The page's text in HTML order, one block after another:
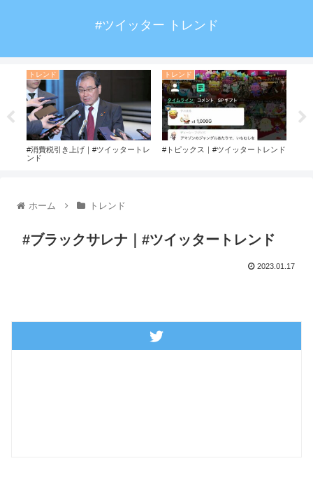
#ツイッター トレンド
トレンド
#消費税引き上げ｜#ツイッタートレ
ンド
トレンド
#トピックス｜#ツイッタートレンド
ホーム トレンド
#ブラックサレナ｜#ツイッタートレンド
2023.01.17